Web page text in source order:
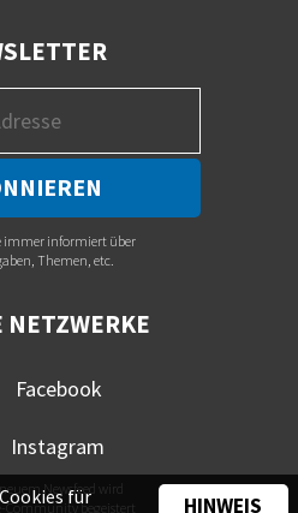
immer informiert über
Themen, etc.
NETZWERKE
Facebook
Instagram
Newsfeed wird
Community begeistert
für
HINWEIS